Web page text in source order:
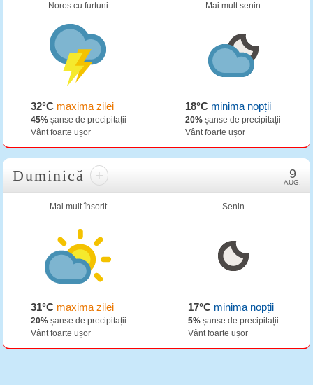
Noros cu furtuni
32°Cmaxima zilei
45%șanse de precipitații
Vânt foarte ușor
Mai mult senin
18°C minima nopții
20% șanse de precipitații
Vânt foarte ușor
Duminică + 9
AUG.
Mai mult însorit
31°Cmaxima zilei
20%șanse de precipitații
Vânt foarte ușor
Senin
17°Cminima nopții
5%șanse de precipitații
Vânt foarte ușor